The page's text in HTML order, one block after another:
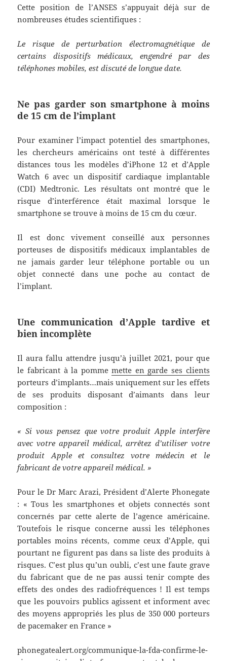
Cette position de l’ANSES s’appuyait déjà sur de
nombreuses études scientifiques :
Le risque de perturbation électromagnétique de
certains dispositifs médicaux, engendré par des
téléphones mobiles, est discuté de longue date.
Ne pas garder son smartphone à moins
de 15 cm de l’implant
Pour examiner l’impact potentiel des smartphones,
les chercheurs américains ont testé à différentes
distances tous les modèles d’iPhone 12 et d’Apple
Watch 6 avec un dispositif cardiaque implantable
(CDI) Medtronic. Les résultats ont montré que le
risque d’interférence était maximal lorsque le
smartphone se trouve à moins de 15 cm du cœur.
Il est donc vivement conseillé aux personnes
porteuses de dispositifs médicaux implantables de
ne jamais garder leur téléphone portable ou un
objet connecté dans une poche au contact de
l’implant.
Une communication d’Apple tardive et
bien incomplète
Il aura fallu attendre jusqu’à juillet 2021, pour que
le fabricant à la pommemette en garde ses clients
porteurs d’implants…mais uniquement sur les effets
de ses produits disposant d’aimants dans leur
composition :
« Si vous pensez que votre produit Apple interfère
avec votre appareil médical, arrêtez d’utiliser votre
produit Apple et consultez votre médecin et le
fabricant de votre appareil médical. »
Pour le Dr Marc Arazi, Président d’Alerte Phonegate
: « Tous les smartphones et objets connectés sont
concernés par cette alerte de l’agence américaine.
Toutefois le risque concerne aussi les téléphones
portables moins récents, comme ceux d’Apple, qui
pourtant ne figurent pas dans sa liste des produits à
risques. C’est plus qu’un oubli, c’est une faute grave
du fabricant que de ne pas aussi tenir compte des
effets des ondes des radiofréquences ! Il est temps
que les pouvoirs publics agissent et informent avec
des moyens appropriés les plus de 350 000 porteurs
de pacemaker en France »
phonegatealert.org/communique-la-fda-confirme-le-